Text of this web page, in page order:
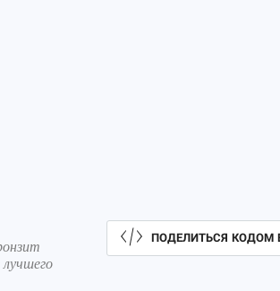
ПОДЕЛИТЬСЯ КОДОМ